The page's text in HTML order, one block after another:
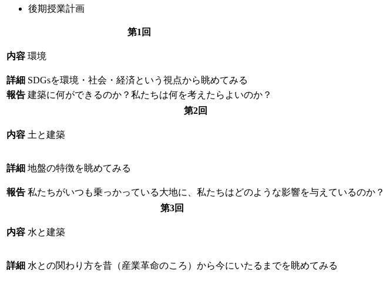
後期授業計画
第1回
内容 環境
詳細 SDGsを環境・社会・経済という視点から眺めてみる
報告 建築に何ができるのか？私たちは何を考えたらよいのか？
第2回
内容 土と建築
詳細 地盤の特徴を眺めてみる
報告 私たちがいつも乗っかっている大地に、私たちはどのような影響を与えているのか？
第3回
内容 水と建築
詳細 水との関わり方を昔（産業革命のころ）から今にいたるまでを眺めてみる